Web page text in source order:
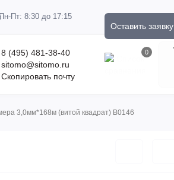
Пт: 8:30 до 17:15
Оставить заявку
8 (495) 481-38-40
sitomo@sitomo.ru
Скопировать почту
0
3,0мм*168м (витой квадрат) B0146